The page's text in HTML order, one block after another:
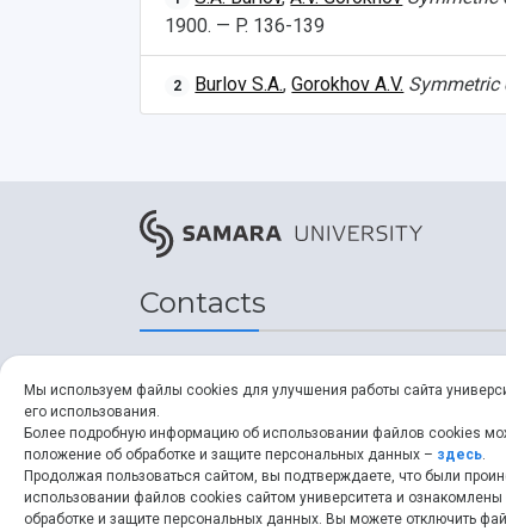
1900. — P. 136-139
2 Burlov S.A.,Gorokhov A.V. Symmetric
Contacts
Address
34, Moskovskoye shosse,
Samara, 443086, Russia
ssau.ru
Мы используем файлы cookies для улучшения работы сайта
его использования.
Более подробную информацию об использовании файлов cookies
положение об обработке и защите персональных данных – здесь.
Продолжая пользоваться сайтом, вы подтверждаете, что были
использовании файлов cookies сайтом университета и
обработке и защите персональных данных. Вы можете отключить